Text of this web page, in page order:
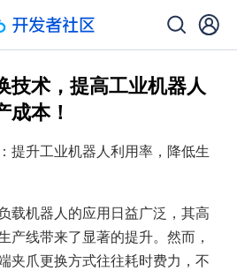
技术，提高工业机器人
本！
提升工业机器人利用率，降低生
载机器人的应用日益广泛，其高
产线带来了显著的提升。然而，
夹爪更换方式往往耗时费力，不